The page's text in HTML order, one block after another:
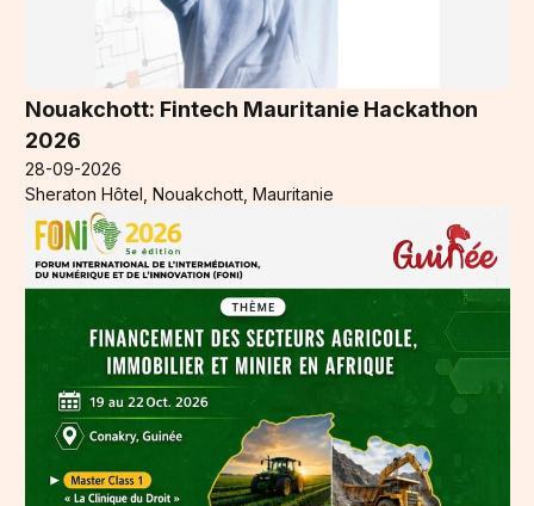
Nouakchott: Fintech Mauritanie Hackathon
2026
28-09-2026
Sheraton Hôtel, Nouakchott, Mauritanie